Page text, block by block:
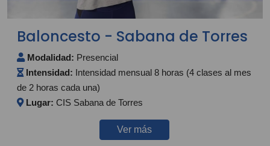
Baloncesto - Sabana de Torres
Modalidad: Presencial
Intensidad: Intensidad mensual 8 horas (4 clases al mes
de 2 horas cada una)
Lugar: CIS Sabana de Torres
Ver más